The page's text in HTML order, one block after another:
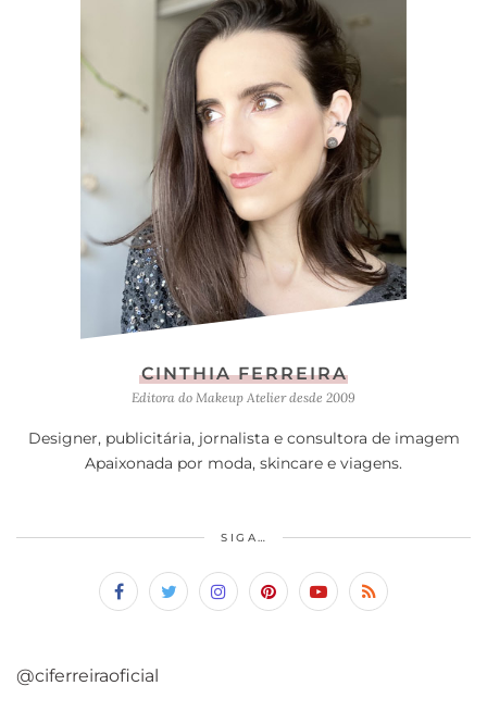
CINTHIA FERREIRA
Editora do Makeup Atelier desde 2009
Designer, publicitária, jornalista e consultora de imagem
Apaixonada por moda, skincare e viagens.
SIGA…
@ciferreiraoficial